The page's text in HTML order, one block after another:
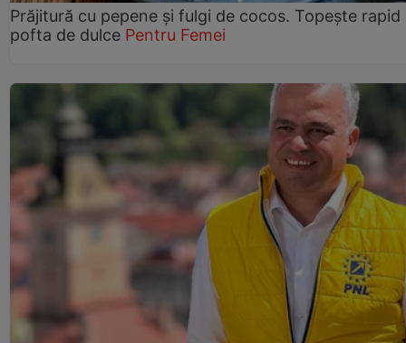
Prăjitură cu pepene şi fulgi de cocos. Topește rapid
pofta de dulce Pentru Femei